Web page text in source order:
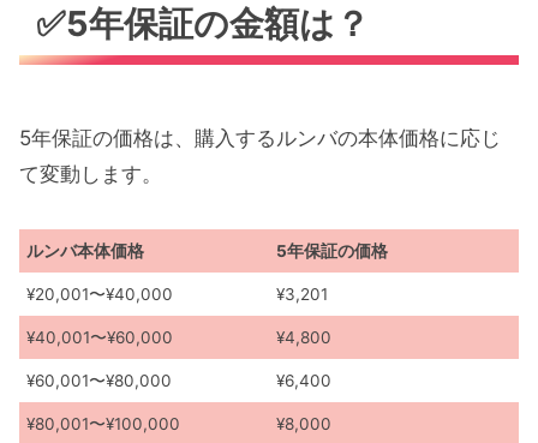
✅5年保証の金額は？
5年保証の価格は、購入するルンバの本体価格に応じ
て変動します。
ルンバ本体価格 5年保証の価格
¥20,001〜¥40,000 ¥3,201
¥40,001〜¥60,000 ¥4,800
¥60,001〜¥80,000 ¥6,400
¥80,001〜¥100,000 ¥8,000